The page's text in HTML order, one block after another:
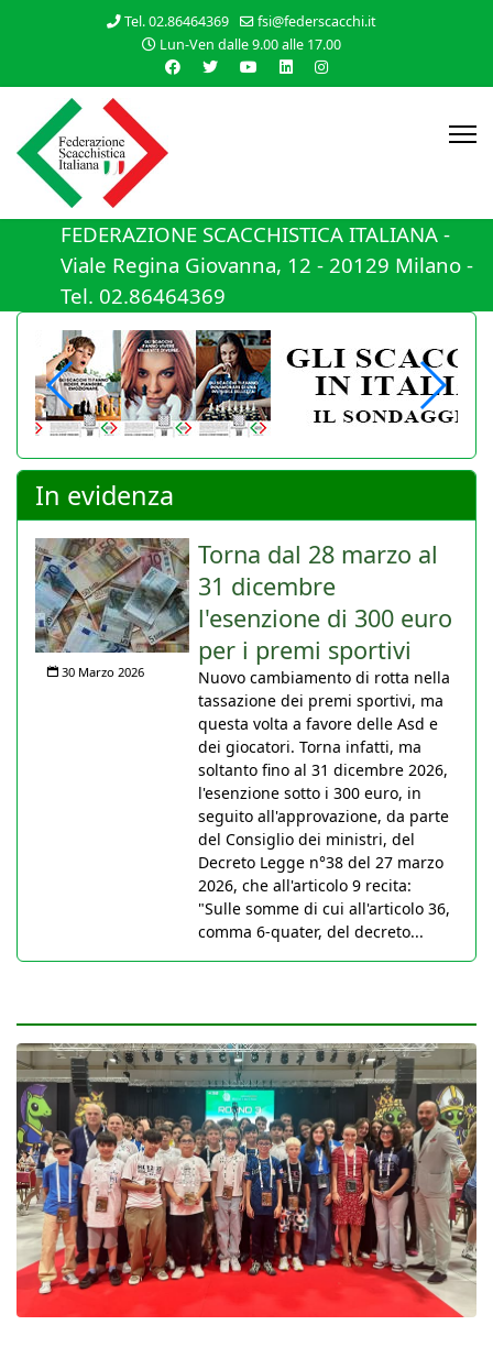
Tel. 02.86464369
fsi@federscacchi.it
Lun-Ven dalle 9.00 alle 17.00
FEDERAZIONE SCACCHISTICA ITALIANA -
Viale Regina Giovanna, 12 - 20129 Milano -
Tel. 02.86464369
In evidenza
30 Marzo 2026
Torna dal 28 marzo al
31 dicembre
l'esenzione di 300 euro
per i premi sportivi
Nuovo cambiamento di rotta nella
tassazione dei premi sportivi, ma
questa volta a favore delle Asd e
dei giocatori. Torna infatti, ma
soltanto fino al 31 dicembre 2026,
l'esenzione sotto i 300 euro, in
seguito all'approvazione, da parte
del Consiglio dei ministri, del
Decreto Legge n°38 del 27 marzo
2026, che all'articolo 9 recita:
"Sulle somme di cui all'articolo 36,
comma 6-quater, del decreto...